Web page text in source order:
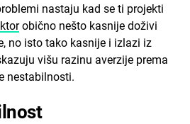
nastaju kad se ti projekti
obično nešto kasnije doživi
no isto tako kasnije i izlazi iz
višu razinu averzije prema
nestabilnosti.